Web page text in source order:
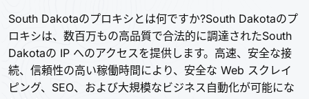
South Dakotaのプロキシとは何ですか?South Dakotaのプ
ロキシは、数百万もの高品質で合法的に調達されたSouth
Dakotaの IP へのアクセスを提供します。高速、安全な接
続、信頼性の高い稼働時間により、安全な Web スクレイ
ピング、SEO、および大規模なビジネス自動化が可能にな